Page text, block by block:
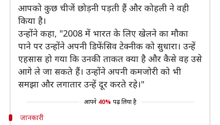
आपको कुछ चीजें छोड़नी पड़ती हैं और कोहली ने वही
किया है।
उन्होंने कहा, "2008 में भारत के लिए खेलने का मौका
पाने पर उन्होंने अपनी डिफेंसिव टेक्नीक को सुधारा। उन्हें
एहसास हो गया कि उनकी ताकत क्या है और कैसे वह उसे
आगे ले जा सकते हैं। उन्होंने अपनी कमजोरी को भी
समझा और लगातार उन्हें दूर करते रहे।"
आपने 40% पढ़ लिया है
जानकारी